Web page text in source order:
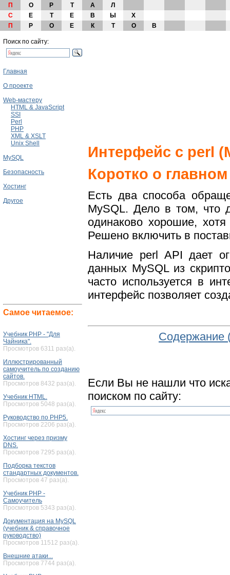
П О Р Т А
Л
С
Е Т Е В Ы
Х
П
Р О Е К Т О В
Поиск по сайту:
Главная
О проекте
Web-мастеру
HTML & JavaScript
SSI
Perl
PHP
XML & XSLT
Unix Shell
MySQL
Безопасность
Хостинг
Другое
Самое читаемое:
Учебник PHP - "Для
Чайника".
Просмотров 6311 раз(а).
Иллюстрированный
самоучитель по созданию
сайтов.
Просмотров 8432 раз(а).
Учебник HTML.
Просмотров 5048 раз(а).
Руководство по PHP5.
Просмотров 2206 раз(а).
Хостинг через призму
DNS.
Просмотров 7295 раз(а).
Подборка текстов
стандартных документов.
Просмотров 47 раз(а).
Учебник PHP -
Самоучитель
Просмотров 5343 раз(а).
Документация на MySQL
(учебник & справочное
руководство)
Просмотров 11512 раз(а).
Внешние атаки...
Просмотров 7744 раз(а).
Интерфейс с perl
Коротко о главном
Есть два способа
MySQL. Дело в том, что
одинаково хорошие,
Решено включить в
Наличие perl API дает
данных MySQL из
часто используется в
интерфейс позволяет
Содержание
Если Вы не нашли что
поиском по сайту: